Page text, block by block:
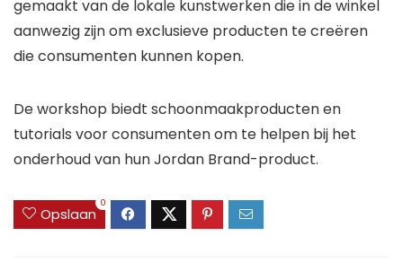
gemaakt van de lokale kunstwerken die in de winkel
aanwezig zijn om exclusieve producten te creëren
die consumenten kunnen kopen.
De workshop biedt schoonmaakproducten en
tutorials voor consumenten om te helpen bij het
onderhoud van hun Jordan Brand-product.
Opslaan
0